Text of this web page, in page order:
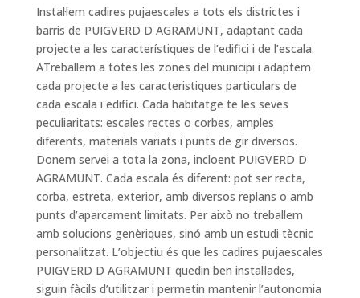
Instal·lem cadires pujaescales a tots els districtes i
barris de PUIGVERD D AGRAMUNT, adaptant cada
projecte a les característiques de l’edifici i de l’escala.
ATreballem a totes les zones del municipi i adaptem
cada projecte a les caracteristiques particulars de
cada escala i edifici. Cada habitatge te les seves
peculiaritats: escales rectes o corbes, amples
diferents, materials variats i punts de gir diversos.
Donem servei a tota la zona, incloent PUIGVERD D
AGRAMUNT. Cada escala és diferent: pot ser recta,
corba, estreta, exterior, amb diversos replans o amb
punts d’aparcament limitats. Per això no treballem
amb solucions genèriques, sinó amb un estudi tècnic
personalitzat. L’objectiu és que les cadires pujaescales
PUIGVERD D AGRAMUNT quedin ben instal·lades,
siguin fàcils d’utilitzar i permetin mantenir l’autonomia